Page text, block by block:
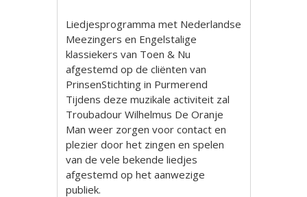
Liedjesprogramma met Nederlandse
Meezingers en Engelstalige
klassiekers van Toen & Nu
afgestemd op de cliënten van
PrinsenStichting in Purmerend
Tijdens deze muzikale activiteit zal
Troubadour Wilhelmus De Oranje
Man weer zorgen voor contact en
plezier door het zingen en spelen
van de vele bekende liedjes
afgestemd op het aanwezige
publiek.